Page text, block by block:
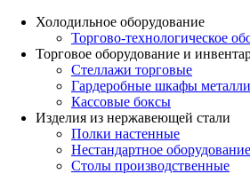
Холодильное оборудование
Торгово-технологическое
Торговое оборудование и
Стеллажи торговые
Гардеробные шкафы
Кассовые боксы
Изделия из нержавеющей стали
Полки настенные
Нестандартное оборудование
Столы производственные